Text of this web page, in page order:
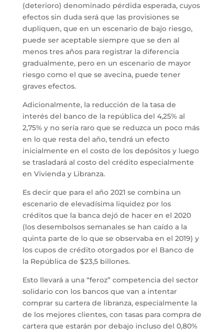
(deterioro) denominado pérdida esperada, cuyos
efectos sin duda será que las provisiones se
dupliquen, que en un escenario de bajo riesgo,
puede ser aceptable siempre que se den al
menos tres años para registrar la diferencia
gradualmente, pero en un escenario de mayor
riesgo como el que se avecina, puede tener
graves efectos.
Adicionalmente, la reducción de la tasa de
interés del banco de la república del 4,25% al
2,75% y no sería raro que se reduzca un poco más
en lo que resta del año, tendrá un efecto
inicialmente en el costo de los depósitos y luego
se trasladará al costo del crédito especialmente
en Vivienda y Libranza.
Es decir que para el año 2021 se combina un
escenario de elevadísima liquidez por los
créditos que la banca dejó de hacer en el 2020
(los desembolsos semanales se han caído a la
quinta parte de lo que se observaba en el 2019) y
los cupos de crédito otorgados por el Banco de
la República de $23,5 billones.
Esto llevará a una “feroz” competencia del sector
solidario con los bancos que van a intentar
comprar su cartera de libranza, especialmente la
de los mejores clientes, con tasas para compra de
cartera que estarán por debajo incluso del 0,80%